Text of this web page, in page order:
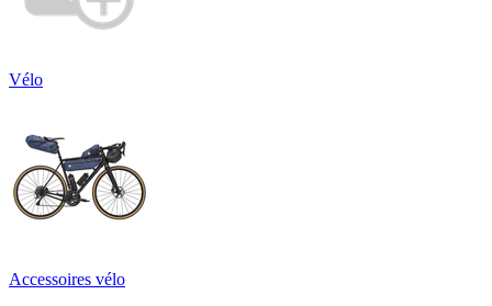
Vélo
Accessoires vélo